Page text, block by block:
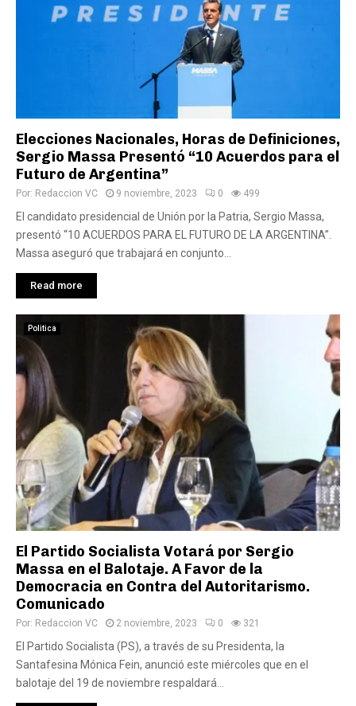
Elecciones Nacionales, Horas de Definiciones,
Sergio Massa Presentó “10 Acuerdos para el
Futuro de Argentina”
Por: Redaccion VC 9 noviembre, 2023 0 499
El candidato presidencial de Unión por la Patria, Sergio Massa,
presentó “10 ACUERDOS PARA EL FUTURO DE LA ARGENTINA”.
Massa aseguró que trabajará en conjunto...
Read more
Politica
El Partido Socialista Votará por Sergio
Massa en el Balotaje. A Favor de la
Democracia en Contra del Autoritarismo.
Comunicado
Por: Redaccion VC 2 noviembre, 2023 0 321
El Partido Socialista (PS), a través de su Presidenta, la
Santafesina Mónica Fein, anunció este miércoles que en el
balotaje del 19 de noviembre respaldará...